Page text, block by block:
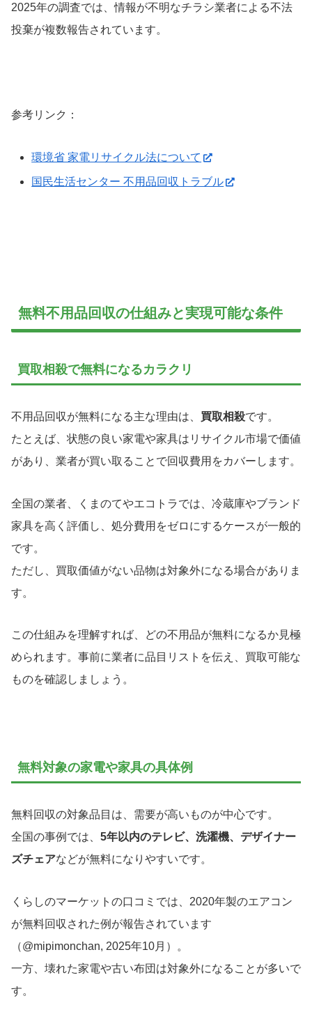
2025年の調査では、情報が不明なチラシ業者による不法
投棄が複数報告されています。
参考リンク：
環境省 家電リサイクル法について
国民生活センター 不用品回収トラブル
無料不用品回収の仕組みと実現可能な条件
買取相殺で無料になるカラクリ
不用品回収が無料になる主な理由は、 買取相殺です。
たとえば、状態の良い家電や家具はリサイクル市場で価値
があり、業者が買い取ることで回収費用をカバーします。
全国の業者、くまのてやエコトラでは、冷蔵庫やブランド
家具を高く評価し、処分費用をゼロにするケースが一般的
です。
ただし、買取価値がない品物は対象外になる場合がありま
す。
この仕組みを理解すれば、どの不用品が無料になるか見極
められます。事前に業者に品目リストを伝え、買取可能な
ものを確認しましょう。
無料対象の家電や家具の具体例
無料回収の対象品目は、需要が高いものが中心です。
全国の事例では、 5年以内のテレビ、洗濯機、デザイナー
ズチェアなどが無料になりやすいです。
くらしのマーケットの口コミでは、2020年製のエアコン
が無料回収された例が報告されています
（@mipimonchan, 2025年10月）。
一方、壊れた家電や古い布団は対象外になることが多いで
す。